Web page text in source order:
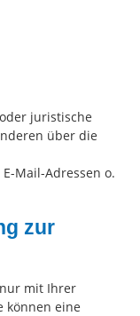
juristische
über die
Mail-Adressen o.
zur
mit Ihrer
können eine